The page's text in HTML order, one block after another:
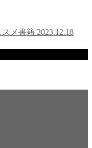
スメ書籍 2023.12.18